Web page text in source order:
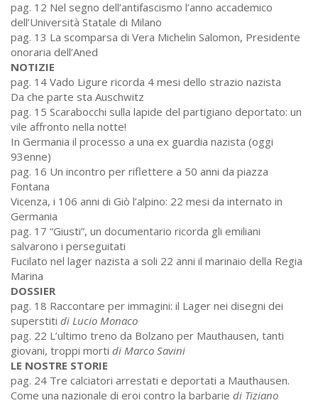
pag. 12 Nel segno dell’antifascismo l’anno accademico
dell’Università Statale di Milano
pag. 13 La scomparsa di Vera Michelin Salomon, Presidente
onoraria dell’Aned
NOTIZIE
pag. 14 Vado Ligure ricorda 4 mesi dello strazio nazista
Da che parte sta Auschwitz
pag. 15 Scarabocchi sulla lapide del partigiano deportato: un
vile affronto nella notte!
In Germania il processo a una ex guardia nazista (oggi
93enne)
pag. 16 Un incontro per riflettere a 50 anni da piazza
Fontana
Vicenza, i 106 anni di Giò l’alpino: 22 mesi da internato in
Germania
pag. 17 “Giusti”, un documentario ricorda gli emiliani
salvarono i perseguitati
Fucilato nel lager nazista a soli 22 anni il marinaio della Regia
Marina
DOSSIER
pag. 18 Raccontare per immagini: il Lager nei disegni dei
superstiti di Lucio Monaco
pag. 22 L’ultimo treno da Bolzano per Mauthausen, tanti
giovani, troppi morti di Marco Savini
LE NOSTRE STORIE
pag. 24 Tre calciatori arrestati e deportati a Mauthausen.
Come una nazionale di eroi contro la barbarie di Tiziano